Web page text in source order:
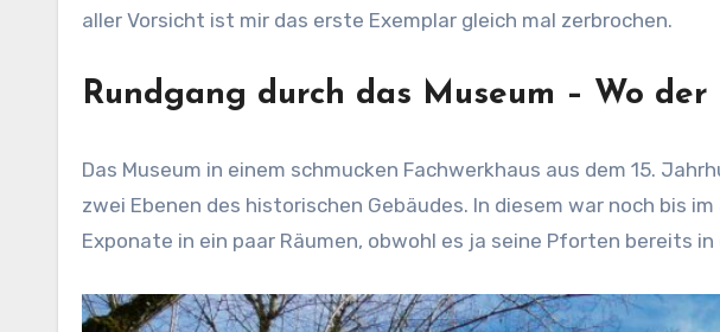
aller Vorsicht ist mir das erste Exemplar gleich mal zerbrochen.
Rundgang durch das Museum – Wo der
Das Museum in einem schmucken Fachwerkhaus aus dem 15.
zwei Ebenen des historischen Gebäudes. In diesem war noch bis
Exponate in ein paar Räumen, obwohl es ja seine Pforten bereits